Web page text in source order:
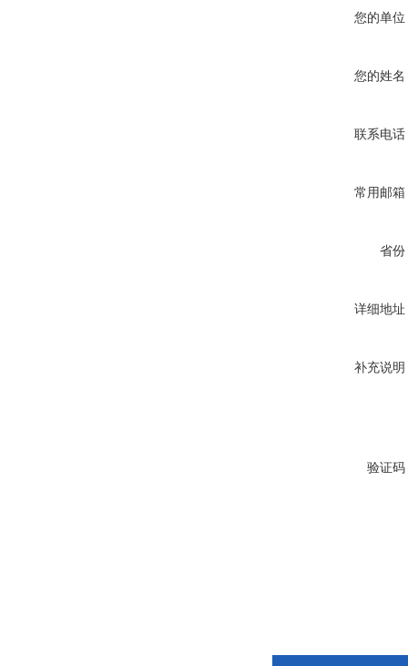
您的单位
您的姓名
联系电话
常用邮箱
省份
详细地址
补充说明
验证码